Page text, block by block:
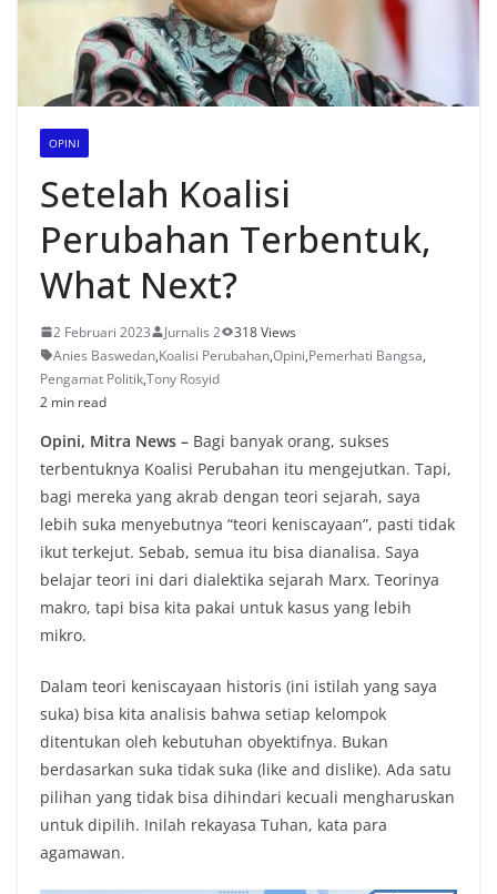
OPINI
Setelah Koalisi
Perubahan Terbentuk,
What Next?
2 Februari 2023 Jurnalis 2
318 Views
Anies Baswedan,Koalisi Perubahan,Opini,Pemerhati Bangsa,
Pengamat Politik,Tony Rosyid
2 min read
Opini, Mitra News – Bagi banyak orang, sukses
terbentuknya Koalisi Perubahan itu mengejutkan. Tapi,
bagi mereka yang akrab dengan teori sejarah, saya
lebih suka menyebutnya “teori keniscayaan”, pasti tidak
ikut terkejut. Sebab, semua itu bisa dianalisa. Saya
belajar teori ini dari dialektika sejarah Marx. Teorinya
makro, tapi bisa kita pakai untuk kasus yang lebih
mikro.
Dalam teori keniscayaan historis (ini istilah yang saya
suka) bisa kita analisis bahwa setiap kelompok
ditentukan oleh kebutuhan obyektifnya. Bukan
berdasarkan suka tidak suka (like and dislike). Ada satu
pilihan yang tidak bisa dihindari kecuali mengharuskan
untuk dipilih. Inilah rekayasa Tuhan, kata para
agamawan.